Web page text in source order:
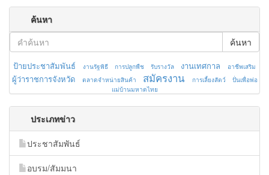
ค้นหา
ค้นหา
ป้ายประชาสัมพันธ์ งานรัฐพิธี การปลูกพืช รับรางวัล งานเทศกาล อาชีพเสริม
ผู้ว่าราชการจังหวัด ตลาดจำหน่ายสินค้า สมัครงาน การเลี้ยงสัตว์
ปั่นเพื่อพ่อ
แม่บ้านมหาดไทย
ประเภทข่าว
ประชาสัมพันธ์
อบรม/สัมมนา